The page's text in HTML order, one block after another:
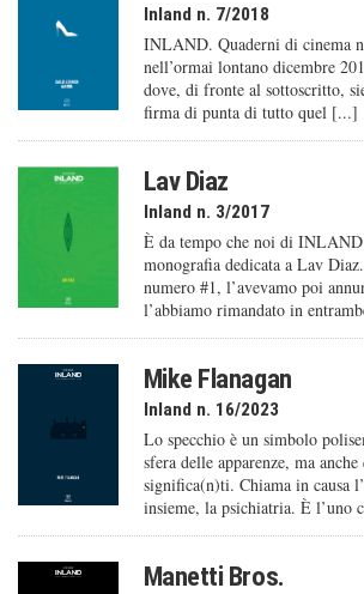
Inland n. 7/2018
INLAND. Quaderni di cinema
nell’ormai lontano dicembre
dove, di fronte al sottoscritto,
firma di punta di tutto quel [...]
Lav Diaz
Inland n. 3/2017
È da tempo che noi di INLAND
monografia dedicata a Lav
numero #1, l’avevamo poi
l’abbiamo rimandato in
Mike Flanagan
Inland n. 16/2023
Lo specchio è un simbolo
sfera delle apparenze, ma
significa(n)ti. Chiama in causa
insieme, la psichiatria. È l’uno
Manetti Bros.